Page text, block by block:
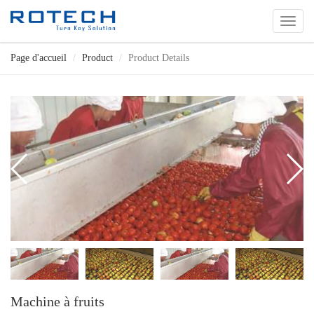
切
换
Page d'accueil Product Product Details
Machine à fruits